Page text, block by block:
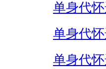
单身代
单身代
单身代